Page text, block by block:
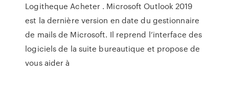
Logitheque Acheter . Microsoft Outlook 2019
est la dernière version en date du gestionnaire
de mails de Microsoft. Il reprend l’interface des
logiciels de la suite bureautique et propose de
vous aider à